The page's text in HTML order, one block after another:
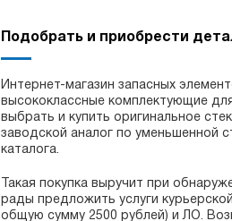
Подобрать и приобрести
Интернет-магазин запасных
высококлассные комплектующие
выбрать и купить оригинальное
заводской аналог по уменьшенной
каталога.
Такая покупка выручит при
рады предложить услуги
общую сумму 2500 рублей) и ЛО.